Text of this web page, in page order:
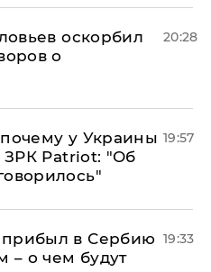
оскорбил
о
20:28
у Украины
ЗРК Patriot: "Об
19:57
в Сербию
– о чем будут
19:33